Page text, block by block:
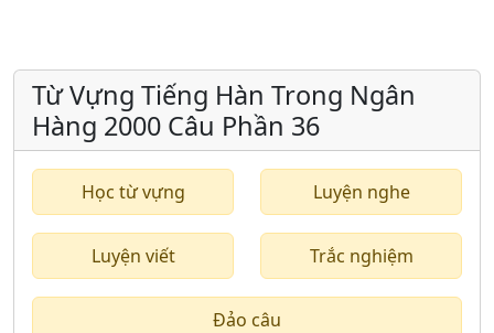
Từ Vựng Tiếng Hàn Trong Ngân
Hàng 2000 Câu Phần 36
Học từ vựng Luyện nghe
Luyện viết Trắc nghiệm
Đảo câu